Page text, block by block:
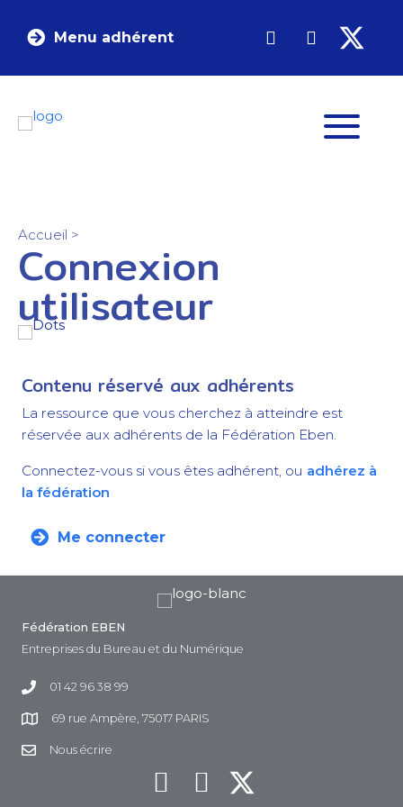
Menu adhérent
Accueil >
Connexion
utilisateur
Contenu réservé aux adhérents
La ressource que vous cherchez à atteindre est
réservée aux adhérents de la Fédération Eben.
Connectez-vous si vous êtes adhérent, ou adhérez à
la fédération
Me connecter
Fédération EBEN
Entreprises du Bureau et du Numérique
01 42 96 38 99
69 rue Ampère, 75017 PARIS
Nous écrire